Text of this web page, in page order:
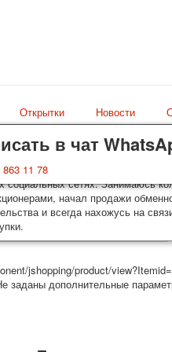
почтовые открытки тщательно
Исключение: репринт под заказ,
почтой России с треком
покупки. По желанию
колоды игральных карт,
социальных сетях. Занимаюсь
начал продажи
и всегда нахожусь на
в чат
11 78
Открытки Новости
jshopping/product/
заданы дополнительные